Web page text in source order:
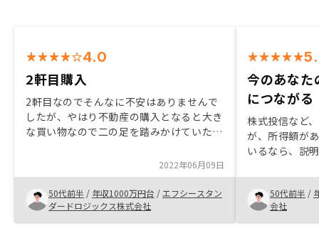
4.0
2軒目購入
2軒目なのでそんなに不安はありませんで
したが、やはり不動産の購入となると大き
な買い物なので二の足を踏みかけていたと
み切りました。 キャンペーン期間だった
こともあり、お得に購入できたと思いま
す。
2022年06月09日
50代前半 / 年収1000万円台 /エフシースタン
ダードロジックス株式会社
今のあなた
につなが
株式投信など
が、所得額が
いるなら、説
空室のリスク
が、そこのリ
最大の決めて
社の規模の信
50代前半 /
会社